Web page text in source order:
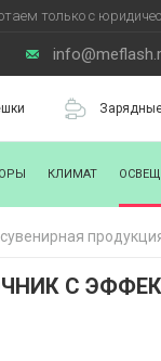
только с
КЛИМАТ
С